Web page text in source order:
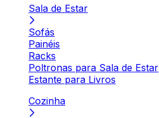
Sala de Estar
Sofás
Painéis
Racks
Poltronas para Sala de Estar
Estante para Livros
Cozinha